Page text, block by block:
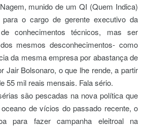
munido de um QI (Quem Indica)
para o cargo de gerente executivo da
conhecimentos técnicos, mas ser
mesmos desconhecimentos- como
da mesma empresa por abastança de
Jair Bolsonaro, o que lhe rende, a partir
55 mil reais mensais. Fala sério.
são pescadas na nova política que
de vícios do passado recente, o
para fazer campanha eleitroal na